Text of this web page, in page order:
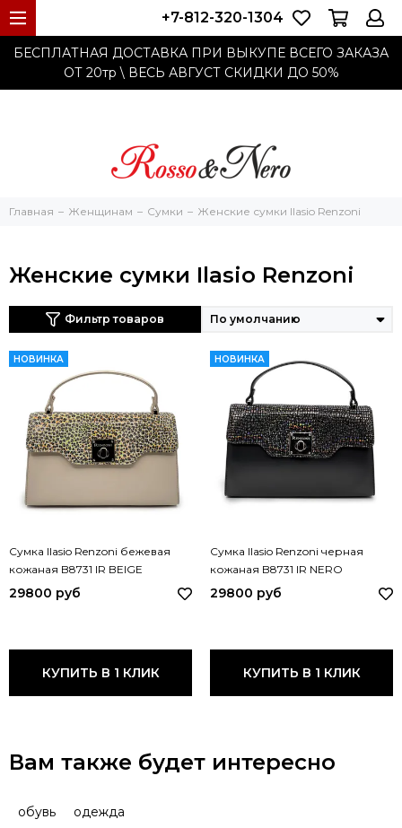
БЕСПЛАТНАЯ ДОСТАВКА ПРИ ВЫКУПЕ ВСЕГО ЗАКАЗА
ОТ 20тр \ ВЕСЬ АВГУСТ СКИДКИ ДО 50%
+7-812-320-1304
Главная Женщинам Cумки Женские сумки Ilasio Renzoni
Женские сумки Ilasio Renzoni
Фильтр товаров
НОВИНКА
Сумка Ilasio Renzoni бежевая
кожаная B8731 IR BEIGE
29800 руб
КУПИТЬ В 1 КЛИК
НОВИНКА
Сумка Ilasio Renzoni черная
кожаная B8731 IR NERO
29800 руб
КУПИТЬ В 1 КЛИК
Вам также будет интересно
обувь одежда